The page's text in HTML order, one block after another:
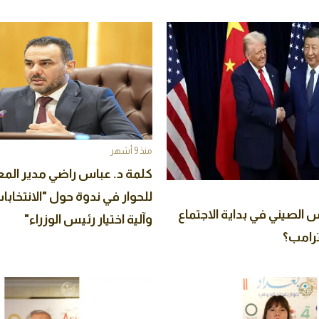
الصيني في بداية الاجتماع
منذ 9 أشهر
كلمة د. عباس راضي مدير
للحوار في ندوة حول
وآلية اختيار رئيس الوزراء"